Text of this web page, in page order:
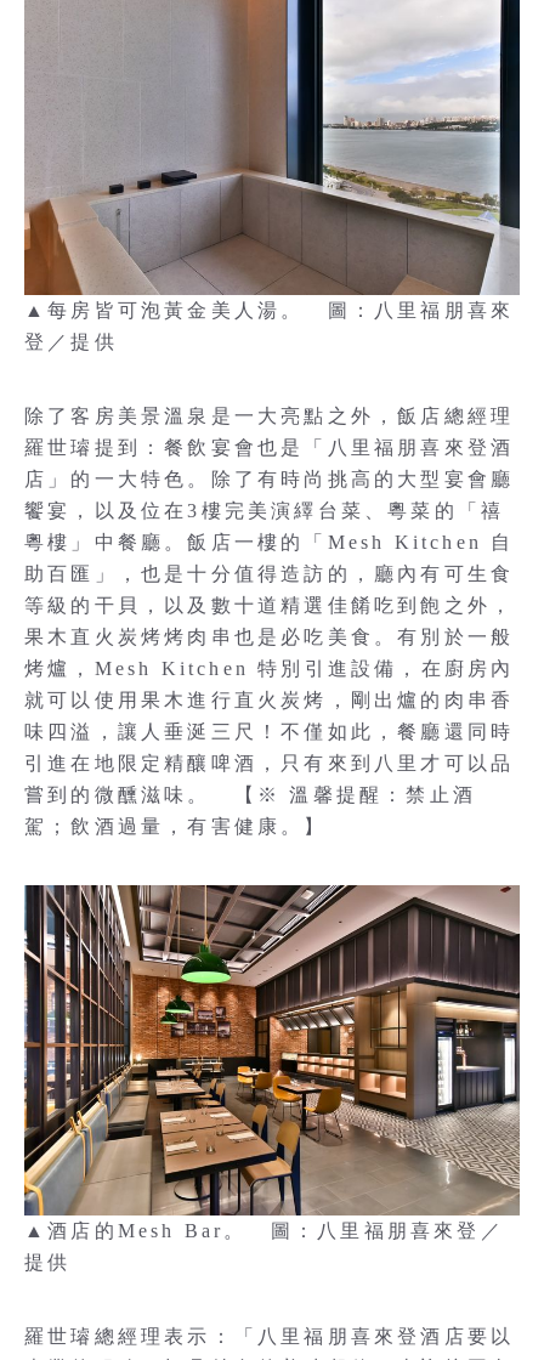
▲每房皆可泡黃金美人湯。 圖：八里福朋喜來
登／提供
除了客房美景溫泉是一大亮點之外，飯店總經理
羅世璿提到：餐飲宴會也是「八里福朋喜來登酒
店」的一大特色。除了有時尚挑高的大型宴會廳
饗宴，以及位在3樓完美演繹台菜、粵菜的「禧
粵樓」中餐廳。飯店一樓的「Mesh Kitchen 自
助百匯」，也是十分值得造訪的，廳內有可生食
等級的干貝，以及數十道精選佳餚吃到飽之外，
果木直火炭烤烤肉串也是必吃美食。有別於一般
烤爐，Mesh Kitchen 特別引進設備，在廚房內
就可以使用果木進行直火炭烤，剛出爐的肉串香
味四溢，讓人垂涎三尺！不僅如此，餐廳還同時
引進在地限定精釀啤酒，只有來到八里才可以品
嘗到的微醺滋味。 【※ 溫馨提醒：禁止酒
駕；飲酒過量，有害健康。】
▲酒店的Mesh Bar。 圖：八里福朋喜來登／
提供
羅世璿總經理表示：「八里福朋喜來登酒店要以